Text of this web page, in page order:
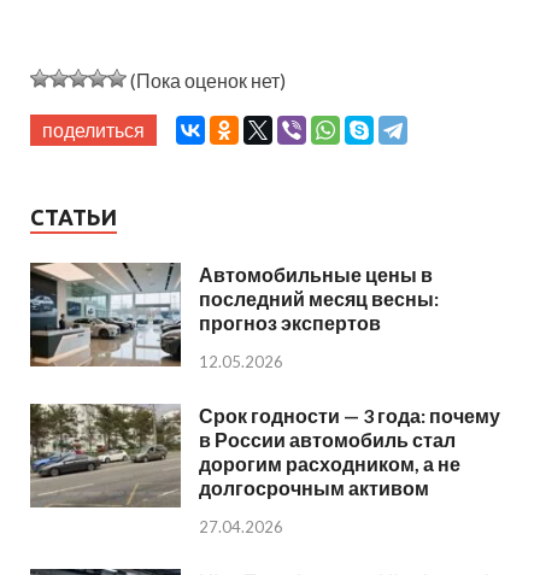
(Пока оценок нет)
поделиться
СТАТЬИ
Автомобильные цены в
последний месяц весны:
прогноз экспертов
12.05.2026
Срок годности — 3 года: почему
в России автомобиль стал
дорогим расходником, а не
долгосрочным активом
27.04.2026